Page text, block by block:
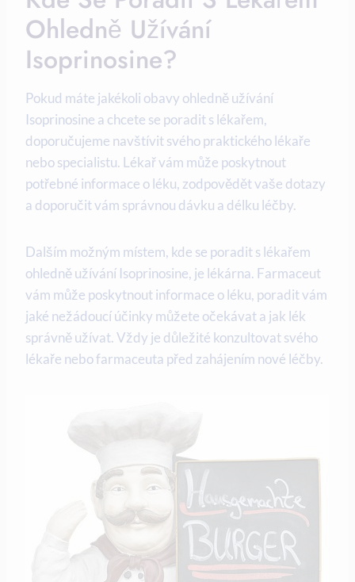
Ohledně Užívání
Isoprinosine?
Pokud máte jakékoli obavy ohledně užívání
Isoprinosine a chcete se poradit s lékařem,
doporučujeme navštívit svého praktického lékaře
nebo specialistu. Lékař vám může poskytnout
potřebné informace o léku, zodpovědět vaše dotazy
a doporučit vám správnou dávku a délku léčby.
Dalším možným místem, kde se poradit s lékařem
ohledně užívání Isoprinosine, je lékárna. Farmaceut
vám může poskytnout informace o léku, poradit vám
jaké nežádoucí účinky můžete očekávat a jak lék
správně užívat. Vždy je důležité konzultovat svého
lékaře nebo farmaceuta před zahájením nové léčby.